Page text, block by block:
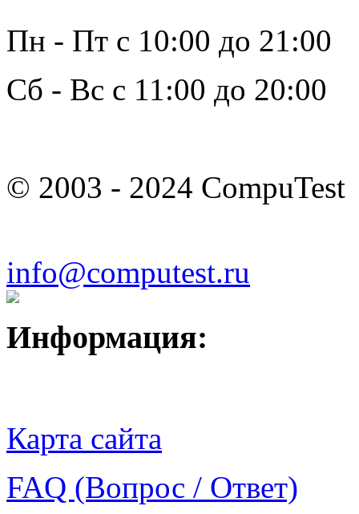
Пн - Пт с 10:00 до 21:00
Сб - Вс с 11:00 до 20:00
© 2003 - 2024 CompuTest
info@computest.ru
Информация:
Карта сайта
FAQ (Вопрос / Ответ)